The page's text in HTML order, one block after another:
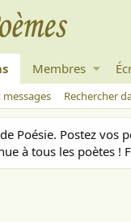
Membres
Rechercher
Poésie. Postez vos
à tous les poètes !